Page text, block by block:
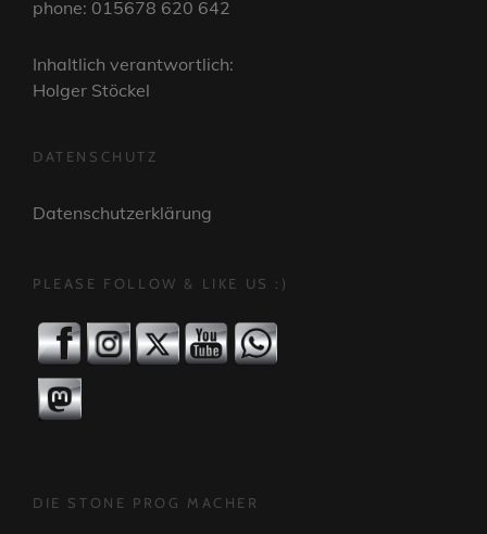
phone: 015678 620 642
Inhaltlich verantwortlich:
Holger Stöckel
DATENSCHUTZ
Datenschutzerklärung
PLEASE FOLLOW & LIKE US :)
DIE STONE PROG MACHER